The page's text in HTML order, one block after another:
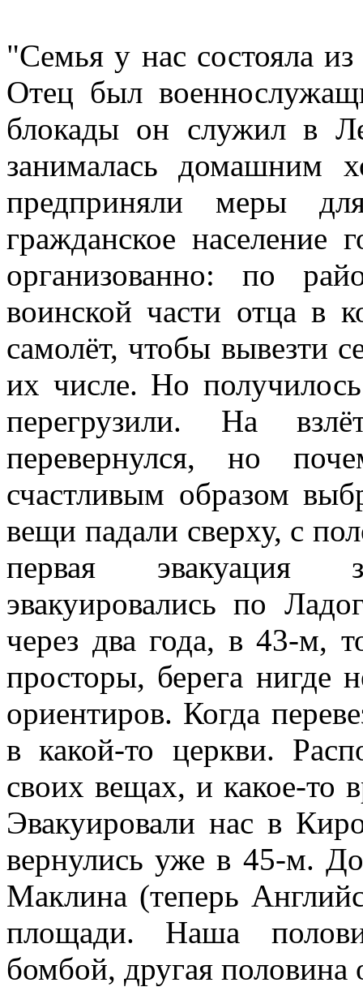
"Семья у нас состояла
Отец был
блокады он служил в
занималась домашним
предприняли меры
гражданское население
организованно: по
воинской части отца в
самолёт, чтобы вывезти
их числе. Но
перегрузили. На
перевернулся, но
счастливым образом
вещи падали сверху, с
первая эвакуация
эвакуировались по
через два года, в 43-м,
просторы, берега нигде
ориентиров. Когда
в какой-то церкви.
своих вещах, и какое-то
Эвакуировали нас в
вернулись уже в 45-м.
Маклина (теперь
площади. Наша
бомбой, другая половина